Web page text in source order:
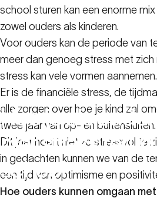
Hoejealsouder
metstressterug
school
school sturen kan een enorme
zowel ouders als kinderen.
Voor ouders kan de periode van
meer dan genoeg stress met
stress kan vele vormen aannemen.
Er is de financiële stress, de
alle zorgen over hoe je kind zal
twee jaar van op- en buitensluiten.
Dit jaar hoeft niet zo stressvol te
in gedachten kunnen we van de
een tijd van optimisme en
Hoe ouders kunnen omgaan